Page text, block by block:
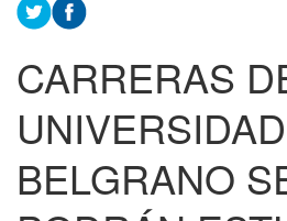
CARRERAS
BELGRANO